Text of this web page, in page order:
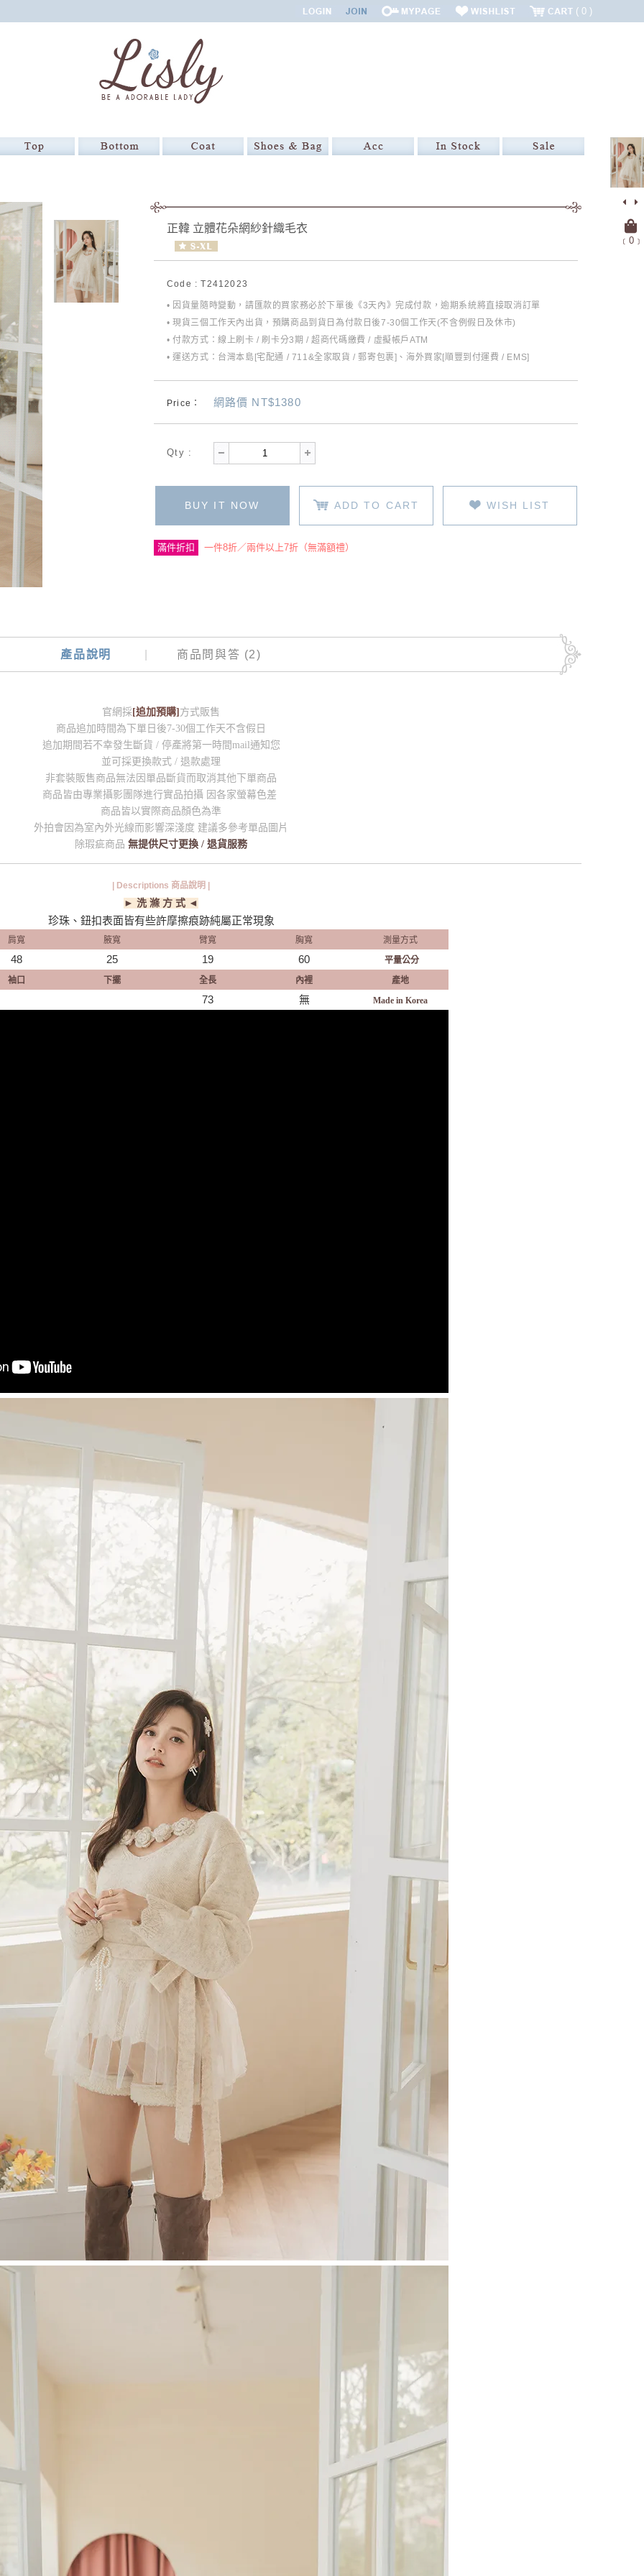
0
﹝ 0﹞
正韓 立體花朵網紗針織毛衣
Code : T2412023
• 因貨量隨時變動，請匯款的買家務必於下單後《3天內》完成付款，逾期系統將直接取消訂單
• 現貨三個工作天內出貨，預購商品到貨日為付款日後7-30個工作天(不含例假日及休市)
• 付款方式：線上刷卡 / 刷卡分3期 / 超商代碼繳費 / 虛擬帳戶ATM
• 運送方式：台灣本島[宅配通 / 711&全家取貨 / 郵寄包裹]、海外買家[順豐到付運費 / EMS]
Price： 網路價 NT$1380
Qty :
BUY IT NOW ADD TO CART WISH LIST
滿件折扣 一件8折／兩件以上7折（無滿額禮）
產品說明 商品問與答 (2)
官網採 [追加預購] 方式販售
商品追加時間為下單日後7-30個工作天不含假日
追加期間若不幸發生斷貨 / 停產將第一時間mail通知您
並可採更換款式 / 退款處理
非套裝販售商品無法因單品斷貨而取消其他下單商品
商品皆由專業攝影團隊進行實品拍攝 因各家螢幕色差
商品皆以實際商品顏色為準
外拍會因為室內外光線而影響深淺度 建議多參考單品圖片
除瑕疵商品 無提供尺寸更換 / 退貨服務
| Descriptions 商品說明 |
► 洗 滌 方 式 ◄
珍珠、鈕扣表面皆有些許摩擦痕跡純屬正常現象
肩寬 腋寬 臂寬 胸寬 測量方式
48 25 19 60
平量公分
袖口
下擺 全長 內裡 產地
73 無 Made in Korea